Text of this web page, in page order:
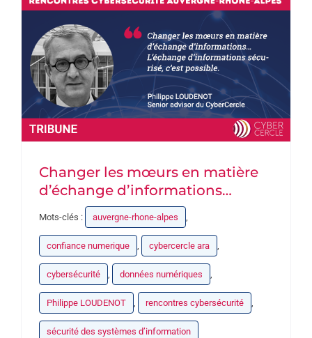
Changer les mœurs en matière
d’échange d’informations…
Mots-clés : auvergne-rhone-alpes ,
confiance numerique , cybercercle ara ,
cybersécurité , données numériques ,
Philippe LOUDENOT , rencontres cybersécurité ,
sécurité des systèmes d’information